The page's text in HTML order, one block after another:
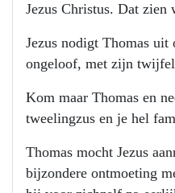
Jezus Christus. Dat zien
Jezus nodigt Thomas
ongeloof, met zijn
Kom maar Thomas en
tweelingzus en je hel
Thomas mocht Jezus
bijzondere ontmoeting